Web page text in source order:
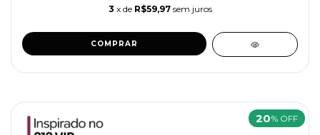
3 x de R$59,97 sem juros
20% OFF